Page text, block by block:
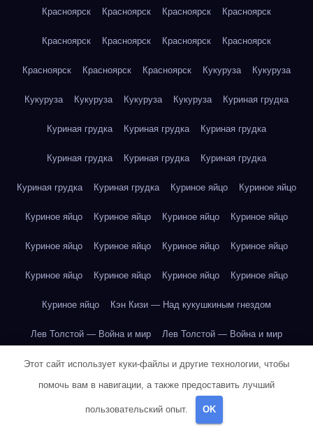
Красноярск Красноярск Красноярск Красноярск
Красноярск Красноярск Красноярск Красноярск
Красноярск Красноярск Красноярск Кукуруза Кукуруза
Кукуруза Кукуруза Кукуруза Кукуруза Куриная грудка
Куриная грудка Куриная грудка Куриная грудка
Куриная грудка Куриная грудка Куриная грудка
Куриная грудка Куриная грудка Куриное яйцо Куриное яйцо
Куриное яйцо Куриное яйцо Куриное яйцо Куриное яйцо
Куриное яйцо Куриное яйцо Куриное яйцо Куриное яйцо
Куриное яйцо Куриное яйцо Куриное яйцо Куриное яйцо
Куриное яйцо Кэн Кизи — Над кукушкиным гнездом
Лев Толстой — Война и мир Лев Толстой — Война и мир
Лев Толстой — Война и мир Лев Толстой — Война и мир
Лев Толстой — Война и мир Лев Толстой — Война и мир
Лев Толстой — Война и мир
Этот сайт использует куки-файлы и другие технологии, чтобы
помочь вам в навигации, а также предоставить лучший
пользовательский опыт. OK